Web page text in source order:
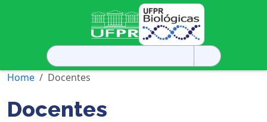
Pesquisar
por:
Home
Docentes
Docentes